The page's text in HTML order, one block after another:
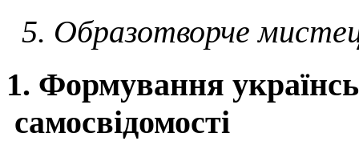
5. Образотворче
1. Формування
самосвідомості